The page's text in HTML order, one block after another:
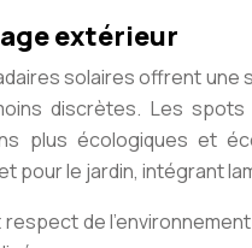
extérieur
solaires offrent
discrètes. Les
écologiques et
pour le jardin, intégrant
de